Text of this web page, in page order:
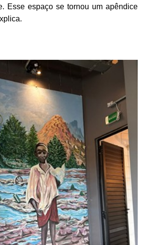
Esse espaço se tornou um apêndice